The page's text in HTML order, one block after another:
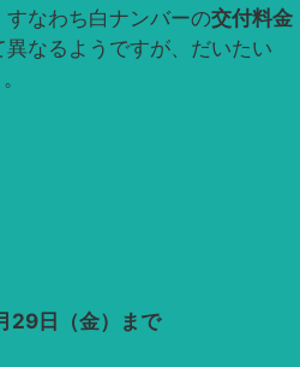
なわち白ナンバーの交付料金
なるようですが、だいたい
29日（金）まで